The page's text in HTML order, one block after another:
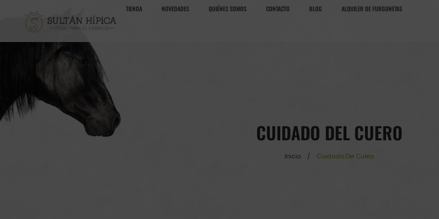
TIENDA NOVEDADES QUIÉNES SOMOS CONTACTO BLOG ALQUILER DE FURGONETAS
CUIDADO DEL CUERO
Inicio / Cuidado Del Cuero